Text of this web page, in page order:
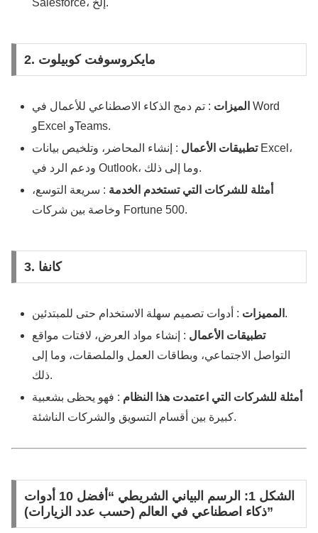
2. مايكروسوفت كوبيلوت
الميزات : تم دمج الذكاء الاصطناعي للأعمال في Word
وExcel وTeams.
تطبيقات الأعمال : إنشاء المحاضر، وتلخيص بيانات Excel،
ودعم الرد في Outlook، وما إلى ذلك.
أمثلة للشركات التي تستخدم الخدمة : سريعة التوسع،
وخاصة بين شركات Fortune 500.
3. كانفا
المميزات : أدوات تصميم سهلة الاستخدام حتى للمبتدئين.
تطبيقات الأعمال : إنشاء مواد العرض، لافتات مواقع
التواصل الاجتماعي، وبطاقات العمل والملصقات، وما إلى
ذلك.
أمثلة للشركات التي اعتمدت هذا النظام : فهو يحظى بشعبية
كبيرة بين أقسام التسويق والشركات الناشئة.
الشكل 1: الرسم البياني الشريطي “أفضل 10 أدوات
ذكاء اصطناعي في العالم (حسب عدد الزيارات)”